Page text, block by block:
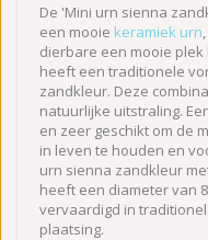
De 'Mini urn sienna
een mooie keramiek urn
dierbare een mooie
heeft een traditionele
zandkleur. Deze
natuurlijke uitstraling.
en zeer geschikt om de
in leven te houden en
urn sienna zandkleur
heeft een diameter van
vervaardigd in
plaatsing.